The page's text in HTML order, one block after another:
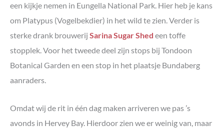
een kijkje nemen in Eungella National Park. Hier heb je kans
om Platypus (Vogelbekdier) in het wild te zien. Verder is
sterke drank brouwerij Sarina Sugar Shed een toffe
stopplek. Voor het tweede deel zijn stops bij Tondoon
Botanical Garden en een stop in het plaatsje Bundaberg
aanraders.
Omdat wij de rit in één dag maken arriveren we pas ’s
avonds in Hervey Bay. Hierdoor zien we er weinig van, maar